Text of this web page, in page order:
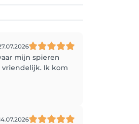
mijn spieren
vriendelijk. Ik kom